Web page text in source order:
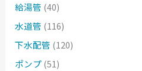
給湯管 (40)
水道管 (116)
下水配管 (120)
ポンプ(51)